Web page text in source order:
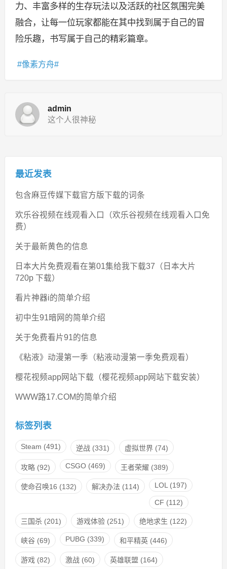
力、丰富多样的生存玩法以及活跃的社区氛围完美
融合，让每一位玩家都能在其中找到属于自己的冒
险乐趣，书写属于自己的精彩篇章。
像素方舟
admin
这个人很神秘
最近发表
包含麻豆传媒下载官方版下载的词条
欢乐谷视频在线观看入口（欢乐谷视频在线观看入口免
费）
关于最新黄色的信息
日本大片免费观看在第01集给我下载37（日本大片
720p 下载）
看片神器i的简单介绍
初中生91暗网的简单介绍
关于免费看片91的信息
《粘液》动漫第一季（粘液动漫第一季免费观看）
樱花视频app网站下载（樱花视频app网站下载安装）
WWW路17.COM的简单介绍
标签列表
Steam (491) 逆战(331) 虚拟世界(74)
攻略(92) CSGO(469) 王者荣耀 (389)
使命召唤16 (132) 解决办法 (114) LOL(197)
CF (112)
三国杀(201) 游戏体验(251) 绝地求生 (122)
峡谷(69) PUBG (339) 和平精英(446)
游戏(82) 激战(60) 英雄联盟 (164)